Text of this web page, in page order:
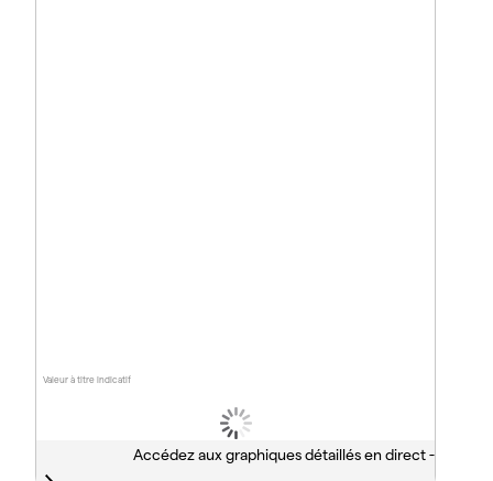
Valeur à titre indicatif
Accédez aux graphiques détaillés en direct -